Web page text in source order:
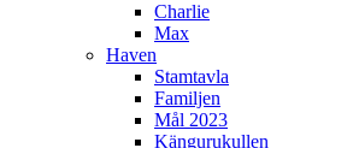
Charlie
Max
Haven
Stamtavla
Familjen
Mål 2023
Kängurukullen